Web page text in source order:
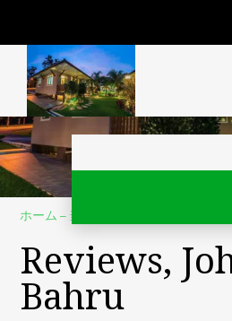
ホーム – 当社について
Reviews,
Bahru